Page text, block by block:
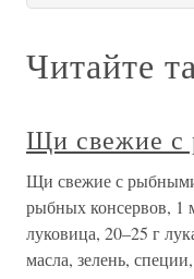
Читайте
Щи свежие с
Щи свежие с рыбными
рыбных консервов, 1
луковица, 20–25 г
масла, зелень,